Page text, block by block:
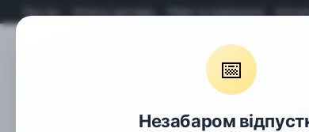
📅
Незабаром
Про нас Оплата і доставка Обмін та повернення
Гудзики Шнури